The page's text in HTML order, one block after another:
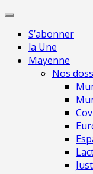
Skip
contentS’abonner
la Une
Mayenne
Nos
Mayenne